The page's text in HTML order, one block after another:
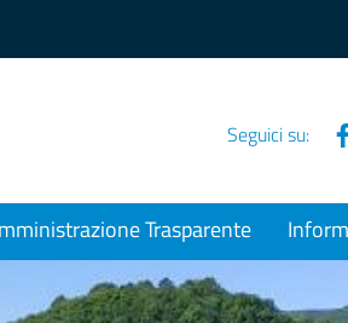
Seguici su:
Trasparente